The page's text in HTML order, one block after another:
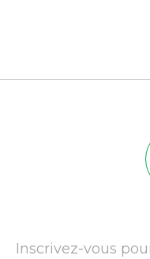
Inscrivez-vous